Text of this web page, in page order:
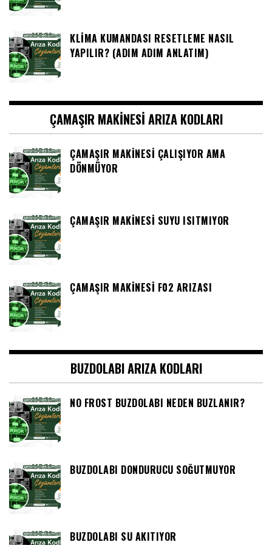
KLIMA KUMANDASI RESETLEME NASIL
YAPILIR? (ADIM ADIM ANLATIM)
ÇAMAŞIR MAKINESI ARIZA KODLARI
ÇAMAŞIR MAKINESI ÇALIŞIYOR AMA
DÖNMÜYOR
ÇAMAŞIR MAKINESI SUYU ISITMIYOR
ÇAMAŞIR MAKINESI F02 ARIZASI
BUZDOLABI ARIZA KODLARI
NO FROST BUZDOLABI NEDEN BUZLANIR?
BUZDOLABI DONDURUCU SOĞUTMUYOR
BUZDOLABI SU AKITIYOR